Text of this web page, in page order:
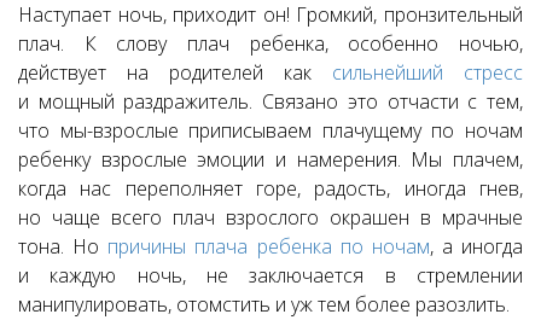
Наступает ночь, приходит он! Громкий, пронзительный
плач. К слову плач ребенка, особенно ночью,
действует на родителей как сильнейший стресс
и мощный раздражитель. Связано это отчасти с тем,
что мы-взрослые приписываем плачущему по ночам
ребенку взрослые эмоции и намерения. Мы плачем,
когда нас переполняет горе, радость, иногда гнев,
но чаще всего плач взрослого окрашен в мрачные
тона. Но причины плача ребенка по ночам, а иногда
и каждую ночь, не заключается в стремлении
манипулировать, отомстить и уж тем более разозлить.